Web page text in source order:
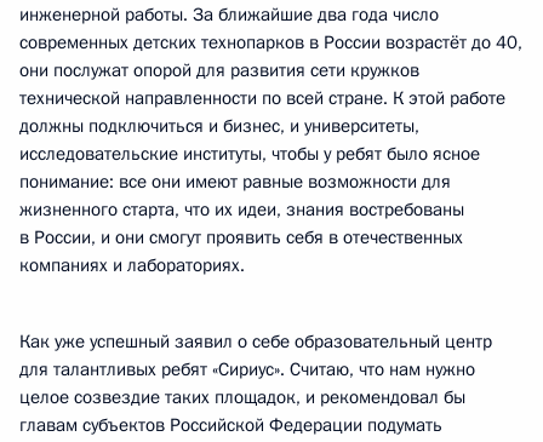
инженерной работы. За ближайшие два года число
современных детских технопарков в России возрастёт до 40,
они послужат опорой для развития сети кружков
технической направленности по всей стране. К этой работе
должны подключиться и бизнес, и университеты,
исследовательские институты, чтобы у ребят было ясное
понимание: все они имеют равные возможности для
жизненного старта, что их идеи, знания востребованы
в России, и они смогут проявить себя в отечественных
компаниях и лабораториях.
Как уже успешный заявил о себе образовательный центр
для талантливых ребят «Сириус». Считаю, что нам нужно
целое созвездие таких площадок, и рекомендовал бы
главам субъектов Российской Федерации подумать